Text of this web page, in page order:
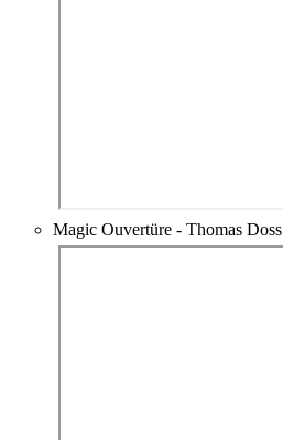
Magic Ouvertüre - Thomas Doss